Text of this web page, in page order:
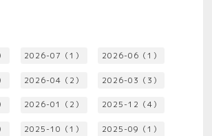
2026-07（1） 2026-06（1）
2026-04（2） 2026-03（3）
2026-01（2） 2025-12（4）
2025-10（1） 2025-09（1）